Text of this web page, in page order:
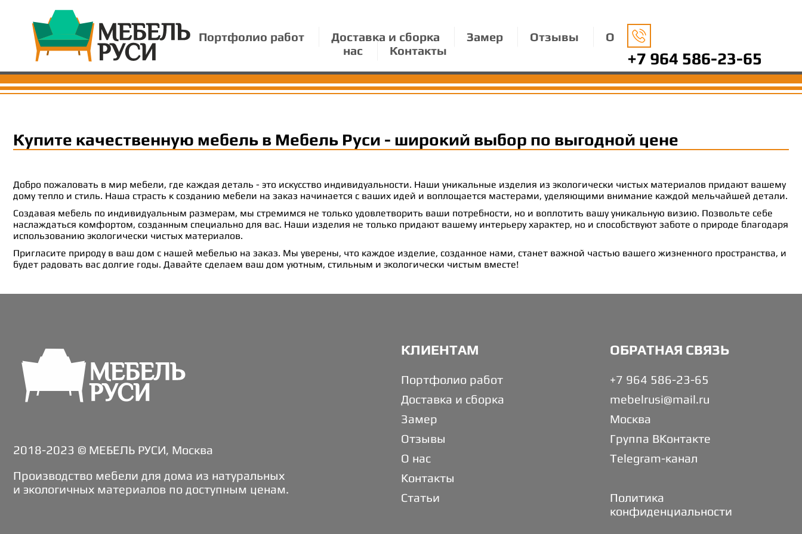
Портфолио работ Доставка и сборка Замер Отзывы
О
нас
Контакты +7 964 586-23-65
Купите качественную мебель в Мебель Руси - широкий выбор по выгодной цене
Добро пожаловать в мир мебели, где каждая деталь - это искусство индивидуальности. Наши уникальные изделия из экологически чистых материалов придают вашему
дому тепло и стиль. Наша страсть к созданию мебели на заказ начинается с ваших идей и воплощается мастерами, уделяющими внимание каждой мельчайшей детали.
Создавая мебель по индивидуальным размерам, мы стремимся не только удовлетворить ваши потребности, но и воплотить вашу уникальную визию. Позвольте себе
наслаждаться комфортом, созданным специально для вас. Наши изделия не только придают вашему интерьеру характер, но и способствуют заботе о природе благодаря
использованию экологически чистых материалов.
Пригласите природу в ваш дом с нашей мебелью на заказ. Мы уверены, что каждое изделие, созданное нами, станет важной частью вашего жизненного пространства, и
будет радовать вас долгие годы. Давайте сделаем ваш дом уютным, стильным и экологически чистым вместе!
2018-2023 © МЕБЕЛЬ РУСИ, Москва
Производство мебели для дома из натуральных
и экологичных материалов по доступным ценам.
КЛИЕНТАМ
Портфолио работ
Доставка и сборка
Замер
Отзывы
О нас
Контакты
Статьи
ОБРАТНАЯ СВЯЗЬ
+7 964 586-23-65
mebelrusi@mail.ru
Москва
Группа ВКонтакте
Telegram-канал
Политика
конфиденциальности